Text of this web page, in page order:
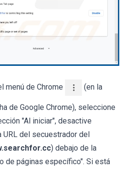
menú de Chrome (en la
de Google Chrome), seleccione
"Al iniciar", desactive
URL del secuestrador del
) debajo de la
de páginas específico". Si está